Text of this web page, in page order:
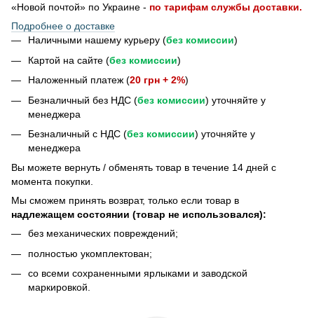
«Новой почтой» по Украине - по тарифам службы доставки.
Подробнее о доставке
Наличными нашему курьеру (без комиссии)
Картой на сайте (без комиссии)
Наложенный платеж (20 грн + 2%)
Безналичный без НДС (без комиссии) уточняйте у
менеджера
Безналичный с НДС (без комиссии) уточняйте у
менеджера
Bы можете вернуть / обменять товар в течение 14 дней с
момента покупки.
Мы сможем принять возврат, только если товар в
надлежащем состоянии (товар не использовался):
без механических повреждений;
полностью укомплектован;
со всеми сохраненными ярлыками и заводской
маркировкой.